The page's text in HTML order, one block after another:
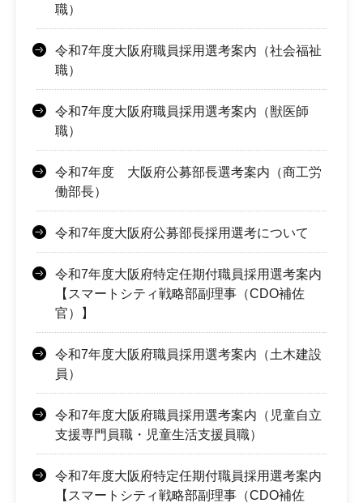
職）
令和7年度大阪府職員採用選考案内（社会福祉
職）
令和7年度大阪府職員採用選考案内（獣医師
職）
令和7年度 大阪府公募部長選考案内（商工労
働部長）
令和7年度大阪府公募部長採用選考について
令和7年度大阪府特定任期付職員採用選考案内
【スマートシティ戦略部副理事（CDO補佐
官）】
令和7年度大阪府職員採用選考案内（土木建設
員）
令和7年度大阪府職員採用選考案内（児童自立
支援専門員職・児童生活支援員職）
令和7年度大阪府特定任期付職員採用選考案内
【スマートシティ戦略部副理事（CDO補佐